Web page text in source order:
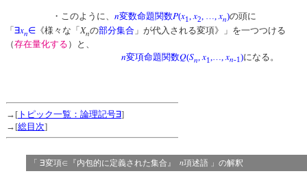
・このように、 n変数命題関数P(x1,x2, …,xn)の頭に
「 ∃xn∈ 《様々な「 Xnの部分集合 」が代入される変項》」を一つつける
（存在量化する ）と、
n変項命題関数Q(Sn x1 xn-1 )になる。
→[ トピック一覧：論理記号∃]
→[総目次]
「 ∃変項∈『内包的に定義された集合』n項述語 」の解釈